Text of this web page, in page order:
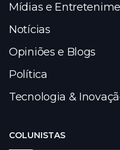
Mídias e
Notícias
Opiniões e Blogs
Política
Tecnologia &
COLUNISTAS